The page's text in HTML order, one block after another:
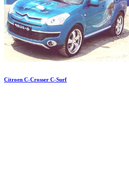
Citroen C-Crosser C-Surf